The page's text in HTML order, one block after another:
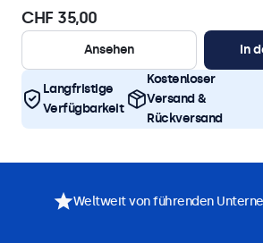
CHF 35,00
Ansehen In
Langfristige
Verfügbarkeit
Kostenloser
Versand &
Rückversand
Weltweit von führenden